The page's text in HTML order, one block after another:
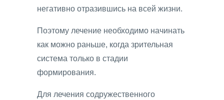
негативно отразившись на всей жизни.
Поэтому лечение необходимо начинать
как можно раньше, когда зрительная
система только в стадии
формирования.
Для лечения содружественного